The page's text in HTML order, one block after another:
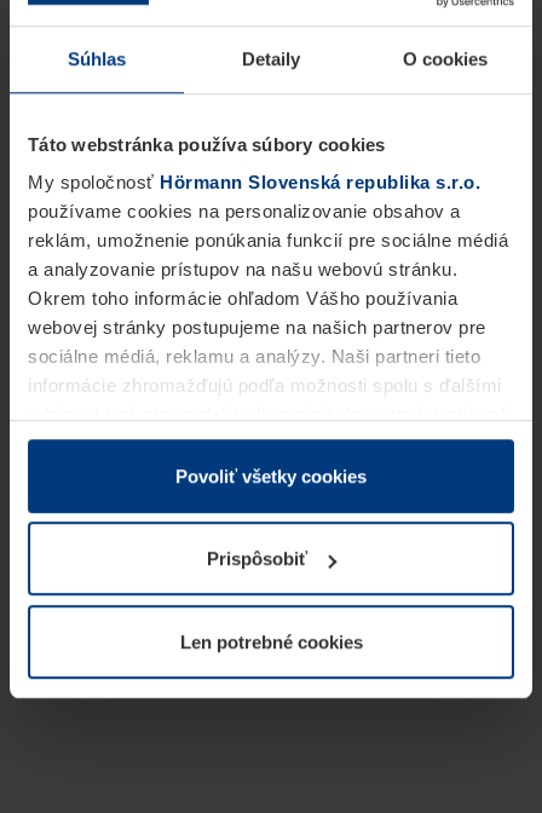
Súhlas Detaily O cookies
Táto webstránka používa súbory cookies
My spoločnosť Hörmann Slovenská republika s.r.o.
používame cookies na personalizovanie obsahov a
reklám, umožnenie ponúkania funkcií pre sociálne médiá
a analyzovanie prístupov na našu webovú stránku.
Okrem toho informácie ohľadom Vášho používania
webovej stránky postupujeme na našich partnerov pre
sociálne médiá, reklamu a analýzy. Naši partneri tieto
informácie zhromažďujú podľa možnosti spolu s ďalšími
v rámci Vášho využívania služieb.
Z právneho hľadiska môžeme cookies ukladať na Vašom
prevádzku tejto stránky. Pre všetky ostatné typy cookie
potrebujeme Vaše povolenie. Vaše povolenie môžete
kedykoľvek zmeniť alebo odvolať vo vysvetlení cookie
našej webovej stránky.
Povoliť všetky cookies
Prispôsobiť
Len potrebné cookies